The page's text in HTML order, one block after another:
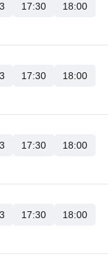
17:30
18:00
17:30
18:00
17:30
18:00
17:30
18:00